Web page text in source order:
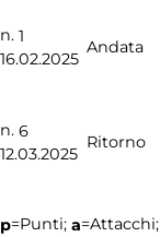
n. 1
16.02.2025
Andata
n. 6
12.03.2025
Ritorno
p=Punti; a=Attacchi;